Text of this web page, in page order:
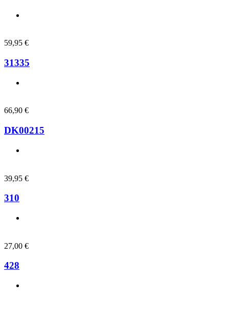
59,95 €
31335
66,90 €
DK00215
39,95 €
310
27,00 €
428